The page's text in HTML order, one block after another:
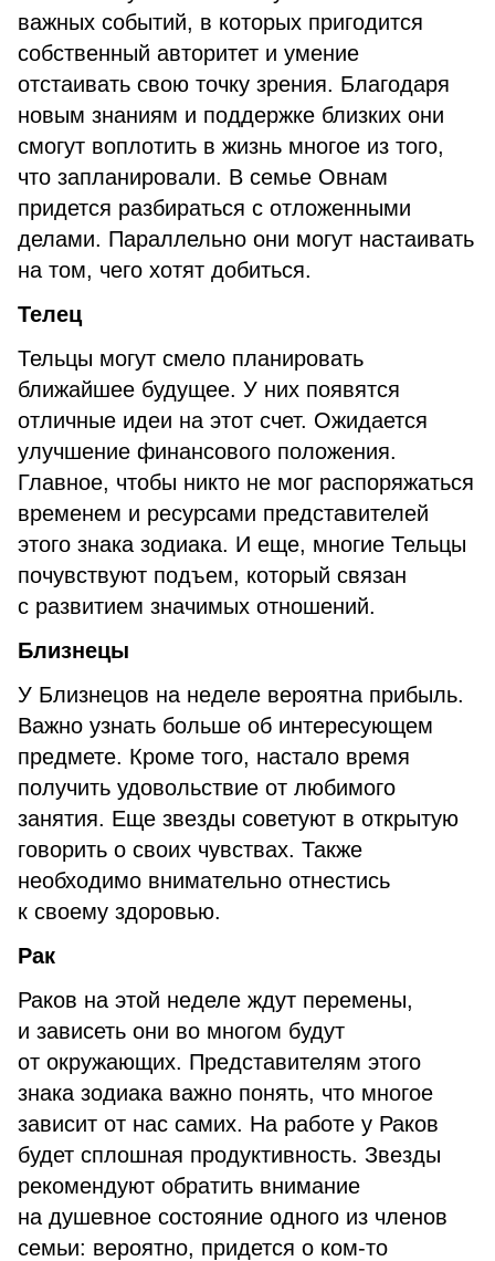
важных событий, в которых пригодится
собственный авторитет и умение
отстаивать свою точку зрения. Благодаря
новым знаниям и поддержке близких они
смогут воплотить в жизнь многое из того,
что запланировали. В семье Овнам
придется разбираться с отложенными
делами. Параллельно они могут настаивать
на том, чего хотят добиться.
Телец
Тельцы могут смело планировать
ближайшее будущее. У них появятся
отличные идеи на этот счет. Ожидается
улучшение финансового положения.
Главное, чтобы никто не мог распоряжаться
временем и ресурсами представителей
этого знака зодиака. И еще, многие Тельцы
почувствуют подъем, который связан
с развитием значимых отношений.
Близнецы
У Близнецов на неделе вероятна прибыль.
Важно узнать больше об интересующем
предмете. Кроме того, настало время
получить удовольствие от любимого
занятия. Еще звезды советуют в открытую
говорить о своих чувствах. Также
необходимо внимательно отнестись
к своему здоровью.
Рак
Раков на этой неделе ждут перемены,
и зависеть они во многом будут
от окружающих. Представителям этого
знака зодиака важно понять, что многое
зависит от нас самих. На работе у Раков
будет сплошная продуктивность. Звезды
рекомендуют обратить внимание
на душевное состояние одного из членов
семьи: вероятно, придется о ком-то